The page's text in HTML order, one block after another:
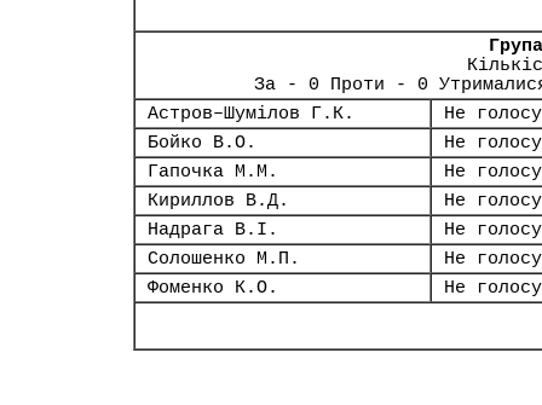
За - 0 Проти - 0
Астров–Шумілов Г.К.
Не
Бойко В.О.
Не
Гапочка М.М.
Не
Кириллов В.Д.
Не
Надрага В.І.
Не
Солошенко М.П.
Не
Фоменко К.О.
Не